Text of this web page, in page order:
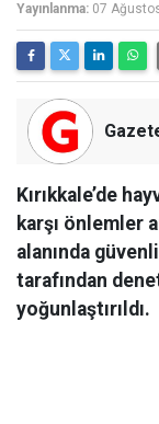
Yayınlanma: 07
Kırıkkale’de
karşı önlemler
alanında
tarafından
yoğunlaştırıldı.